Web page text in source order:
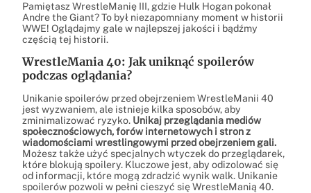
Pamiętasz WrestleManię III, gdzie Hulk Hogan pokonał
Andre the Giant? To był niezapomniany moment w historii
WWE! Oglądajmy gale w najlepszej jakości i bądźmy
częścią tej historii.
WrestleMania 40: Jak uniknąć spoilerów
podczas oglądania?
Unikanie spoilerów przed obejrzeniem WrestleManii 40
jest wyzwaniem, ale istnieje kilka sposobów, aby
zminimalizować ryzyko. Unikaj przeglądania mediów
społecznościowych, forów internetowych i stron z
wiadomościami wrestlingowymi przed obejrzeniem gali.
Możesz także użyć specjalnych wtyczek do przeglądarek,
które blokują spoilery. Kluczowe jest, aby odizolować się
od informacji, które mogą zdradzić wynik walk. Unikanie
spoilerów pozwoli w pełni cieszyć się WrestleManią 40.